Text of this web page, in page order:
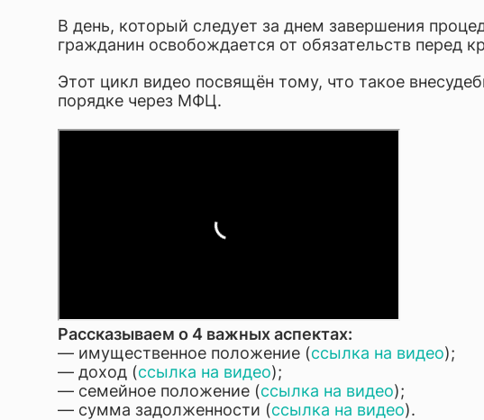
В день, который следует за днем завершения
гражданин освобождается от обязательств перед
Этот цикл видео посвящён тому, что такое
порядке через МФЦ.
Рассказываем о 4 важных аспектах:
— имущественное положение (ссылка на видео);
— доход (ссылка на видео);
— семейное положение (ссылка на видео);
— сумма задолженности (ссылка на видео).